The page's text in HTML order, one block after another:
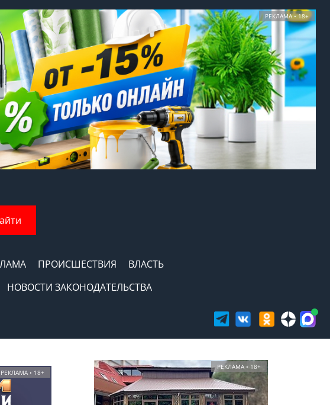
РЕКЛАМА • 18+
ПРОИСШЕСТВИЯ
ВЛАСТЬ
НОВОСТИ ЗАКОНОДАТЕЛЬСТВА
РЕКЛАМА • 18+
РЕКЛАМА • 18+